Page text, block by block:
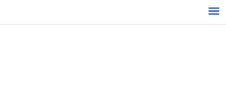
konten